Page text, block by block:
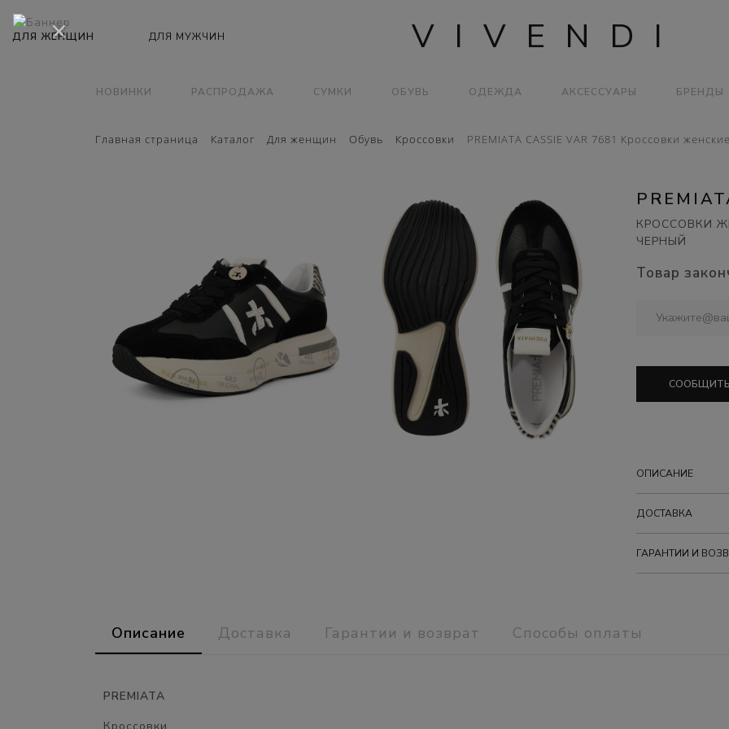
VIVENDI
НОВИНКИ РАСПРОДАЖА СУМКИ ОБУВЬ ОДЕЖДА АКСЕССУАРЫ БРЕНДЫ
Главная страница Каталог Для женщин Обувь Кроссовки PREMIATA CASSIE VAR 7681 Кроссовки
КРОССОВКИ
ЧЕРНЫЙ
Товар
ОПИСАНИЕ
ДОСТАВКА
ГАРАНТИИ И
Описание Доставка Гарантии и возврат Способы оплаты
PREMIATA
×